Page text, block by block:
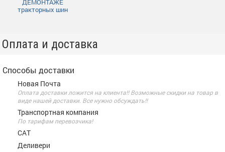
тракторных шин
Оплата и доставка
Способы доставки
Новая Почта
Оплата доставки ложится на клиента!! Возможные скидки на товар в
виде нашей доставки. Все нужно обсуждать!!
Транспортная компания
По тарифам перевозчика!
САТ
Деливери